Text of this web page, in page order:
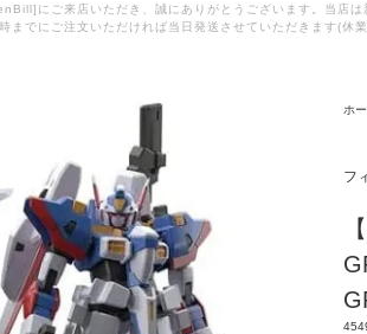
にご来店いただき、誠にありがとうございます。当店
までにご注文いただければ当日発送させていただきます(
ホ
フ